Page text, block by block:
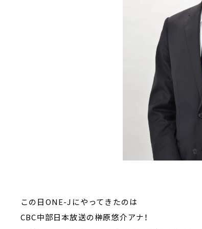
この日ONE-Jにやってきたのは
CBC中部日本放送の榊󠄀原悠介アナ！